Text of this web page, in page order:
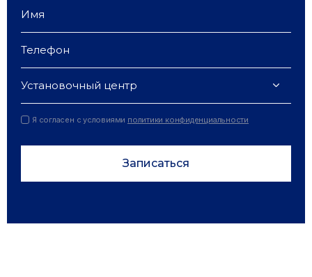
Установочный центр
Я согласен с условиями политики конфиденциальности
Записаться